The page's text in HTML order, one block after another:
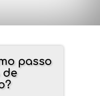
passo
de